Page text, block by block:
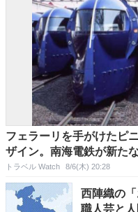
フェラーリを手がけたピ
ザイン。南海電鉄が新た
トラベル Watch 8/6(木) 20:28
西陣織の
職人芸と